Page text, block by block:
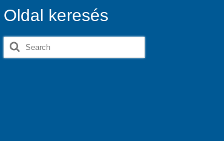
Oldal keresés
Search
for: